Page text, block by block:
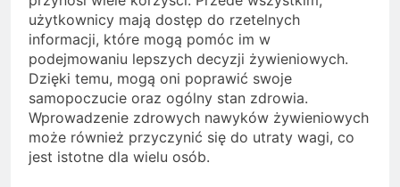
użytkownicy mają dostęp do rzetelnych
informacji, które mogą pomóc im w
podejmowaniu lepszych decyzji żywieniowych.
Dzięki temu, mogą oni poprawić swoje
samopoczucie oraz ogólny stan zdrowia.
Wprowadzenie zdrowych nawyków żywieniowych
może również przyczynić się do utraty wagi, co
jest istotne dla wielu osób.